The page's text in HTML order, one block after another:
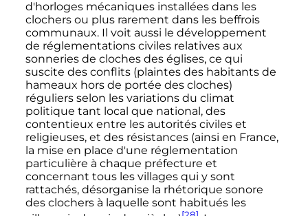
d'horloges mécaniques installées dans les
clochers ou plus rarement dans les beffrois
communaux. Il voit aussi le développement
de réglementations civiles relatives aux
sonneries de cloches des églises, ce qui
suscite des conflits (plaintes des habitants de
hameaux hors de portée des cloches)
réguliers selon les variations du climat
politique tant local que national, des
contentieux entre les autorités civiles et
religieuses, et des résistances (ainsi en France,
la mise en place d'une réglementation
particulière à chaque préfecture et
concernant tous les villages qui y sont
rattachés, désorganise la rhétorique sonore
des clochers à laquelle sont habitués les